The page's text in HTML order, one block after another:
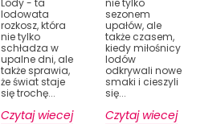
lodowata
rozkosz, która
nie tylko
schładza w
upalne dni, ale
także sprawia,
że świat staje
się trochę...
Czytaj wiecej
sezonem
upałów, ale
także czasem,
kiedy miłośnicy
lodów
odkrywali nowe
smaki i cieszyli
się...
Czytaj wiecej